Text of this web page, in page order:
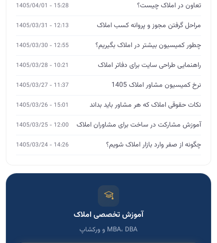
تعاون در املاک چیست؟ 15:28 - 1405/04/01
مراحل گرفتن مجوز و پروانه کسب املاک 12:13 - 1405/03/31
چطور کمیسیون بیشتر در املاک بگیریم؟ 12:55 - 1405/03/30
راهنمایی طراحی سایت برای دفاتر املاک 10:21 - 1405/03/28
نرخ کمیسیون مشاور املاک 1405 11:37 - 1405/03/27
نکات حقوقی املاک که هر مشاور باید بداند 15:01 - 1405/03/26
آموزش مشارکت در ساخت برای مشاوران املاک 12:00 - 1405/03/25
چگونه از صفر وارد بازار املاک شویم؟ 14:26 - 1405/03/24
آموزش تخصصی املاک
MBA، DBA و ورکشاپ